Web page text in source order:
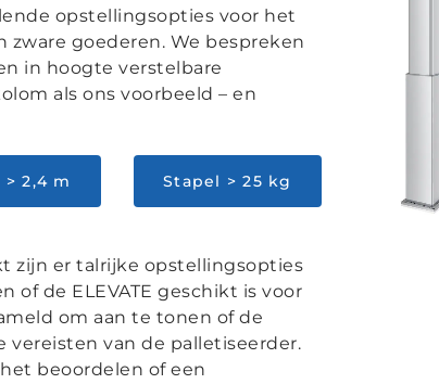
opstellingsopties voor het
goederen. We bespreken
in hoogte verstelbare
als ons voorbeeld – en
2,4 m Stapel > 25 kg
zijn er talrijke opstellingsopties
de ELEVATE geschikt is voor
om aan te tonen of de
van de palletiseerder.
beoordelen of een